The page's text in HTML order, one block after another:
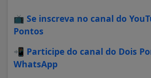
📺 Se inscreva no canal do
Pontos
📲 Participe do canal do Dois
WhatsApp